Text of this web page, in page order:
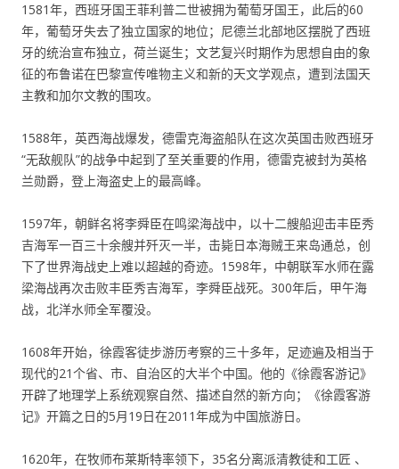
1581年，西班牙国王菲利普二世被拥为葡萄牙国王，此后的60
年，葡萄牙失去了独立国家的地位；尼德兰北部地区摆脱了西班
牙的统治宣布独立，荷兰诞生；文艺复兴时期作为思想自由的象
征的布鲁诺在巴黎宣传唯物主义和新的天文学观点，遭到法国天
主教和加尔文教的围攻。
1588年，英西海战爆发，德雷克海盗船队在这次英国击败西班牙
“无敌舰队”的战争中起到了至关重要的作用，德雷克被封为英格
兰勋爵，登上海盗史上的最高峰。
1597年，朝鲜名将李舜臣在鸣梁海战中，以十二艘船迎击丰臣秀
吉海军一百三十余艘并歼灭一半，击毙日本海贼王来岛通总，创
下了世界海战史上难以超越的奇迹。1598年，中朝联军水师在露
梁海战再次击败丰臣秀吉海军，李舜臣战死。300年后，甲午海
战，北洋水师全军覆没。
1608年开始，徐霞客徒步游历考察的三十多年，足迹遍及相当于
现代的21个省、市、自治区的大半个中国。他的《徐霞客游记》
开辟了地理学上系统观察自然、描述自然的新方向；《徐霞客游
记》开篇之日的5月19日在2011年成为中国旅游日。
1620年，在牧师布莱斯特率领下，35名分离派清教徒和工匠 、